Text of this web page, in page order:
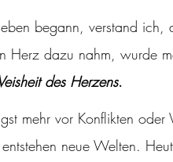
begann, verstand ich,
Herz dazu nahm, wurde
des Herzens.
mehr vor Konflikten oder
neue Welten.